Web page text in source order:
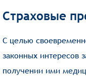
Страховые
С целью
законных интересов
получении ими